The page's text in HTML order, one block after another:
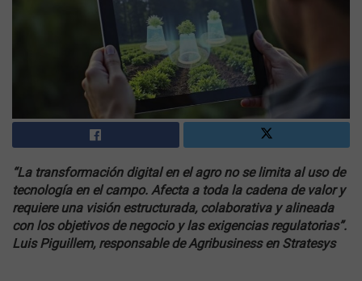
“La transformación digital en el agro no se limita al uso de
tecnología en el campo. Afecta a toda la cadena de valor y
requiere una visión estructurada, colaborativa y alineada
con los objetivos de negocio y las exigencias regulatorias”.
Luis Piguillem, responsable de Agribusiness en Stratesys